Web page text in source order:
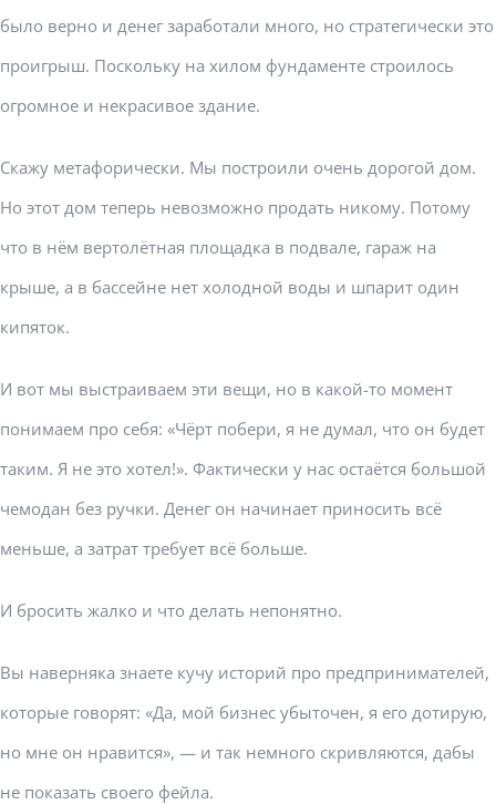
было верно и денег заработали много, но стратегически это
проигрыш. Поскольку на хилом фундаменте строилось
огромное и некрасивое здание.
Скажу метафорически. Мы построили очень дорогой дом.
Но этот дом теперь невозможно продать никому. Потому
что в нём вертолётная площадка в подвале, гараж на
крыше, а в бассейне нет холодной воды и шпарит один
кипяток.
И вот мы выстраиваем эти вещи, но в какой-то момент
понимаем про себя: «Чёрт побери, я не думал, что он будет
таким. Я не это хотел!». Фактически у нас остаётся большой
чемодан без ручки. Денег он начинает приносить всё
меньше, а затрат требует всё больше.
И бросить жалко и что делать непонятно.
Вы наверняка знаете кучу историй про предпринимателей,
которые говорят: «Да, мой бизнес убыточен, я его дотирую,
но мне он нравится», — и так немного скривляются, дабы
не показать своего фейла.